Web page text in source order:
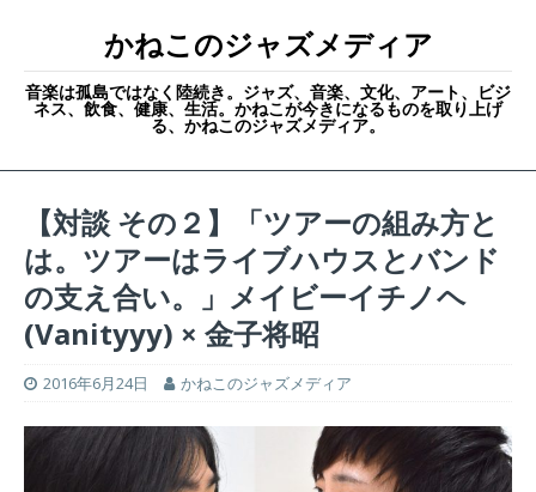
かねこのジャズメディア
音楽は孤島ではなく陸続き。ジャズ、音楽、文化、アート、ビジ
ネス、飲食、健康、生活。かねこが今きになるものを取り上げ
る、かねこのジャズメディア。
【対談 その２】「ツアーの組み方と
は。ツアーはライブハウスとバンド
の支え合い。」メイビーイチノヘ
(Vanityyy) × 金子将昭
2016年6月24日 かねこのジャズメディア